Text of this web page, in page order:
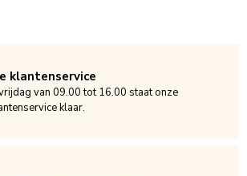
klantenservice
van 09.00 tot 16.00 staat onze
klaar.